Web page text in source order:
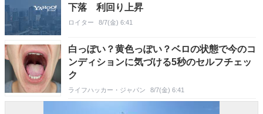
下落 利回り上昇
ロイター 8/7(金) 6:41
白っぽい？黄色っぽい？ベロの状態で今のコ
ンディションに気づける5秒のセルフチェッ
ク
ライフハッカー・ジャパン 8/7(金) 6:41